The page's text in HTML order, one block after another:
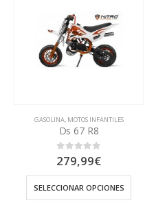
GASOLINA, MOTOS INFANTILES
Ds 67 R8
0out of 5
279,99€
SELECCIONAR OPCIONES